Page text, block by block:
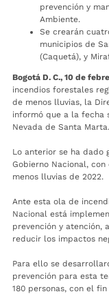
prevención y
Ambiente.
Se crearán
municipios de
(Caquetá), y
Bogotá D. C., 10 de
incendios forestales
de menos lluvias, la
informó que a la fecha
Nevada de Santa Marta.
Lo anterior se ha dado
Gobierno Nacional,
menos lluvias de 2022.
Ante esta ola de
Nacional está
prevención y atención,
reducir los impactos
Para ello se
prevención para esta
180 personas, con el